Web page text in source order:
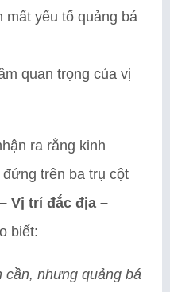
yếu tố quảng bá
quan trọng của vị
ra rằng kinh
trên ba trụ cột
Vị trí đắc địa –
biết:
cần, nhưng quảng bá